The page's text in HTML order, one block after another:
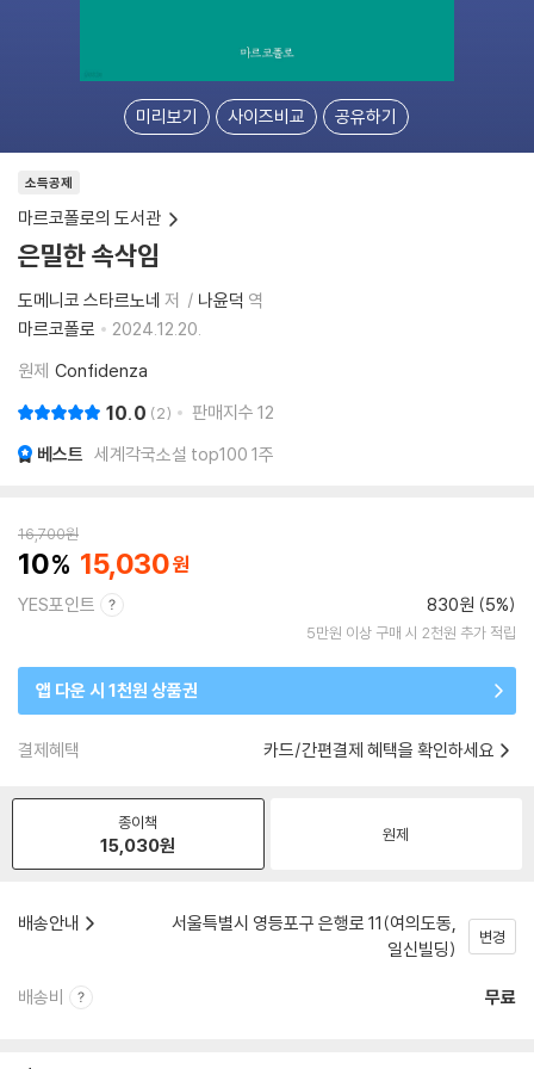
미리보기 사이즈비교 공유하기
소득공제
마르코폴로의 도서관
은밀한 속삭임
도메니코 스타르노네 저 나윤덕 역
마르코폴로
2024.12.20.
원제 Confidenza
10.0 2 판매지수 12
베스트 세계각국소설 top100 1주
16,700원
10 15,030
YES포인트 830원 (5%)
5만원 이상 구매 시 2천원 추가 적립
앱 다운 시 1천원 상품권
결제혜택 카드/간편결제 혜택을 확인하세요
종이책
15,030원 원제
배송안내
서울특별시 영등포구 은행로 11(여의도동,
일신빌딩)
변경
배송비 무료